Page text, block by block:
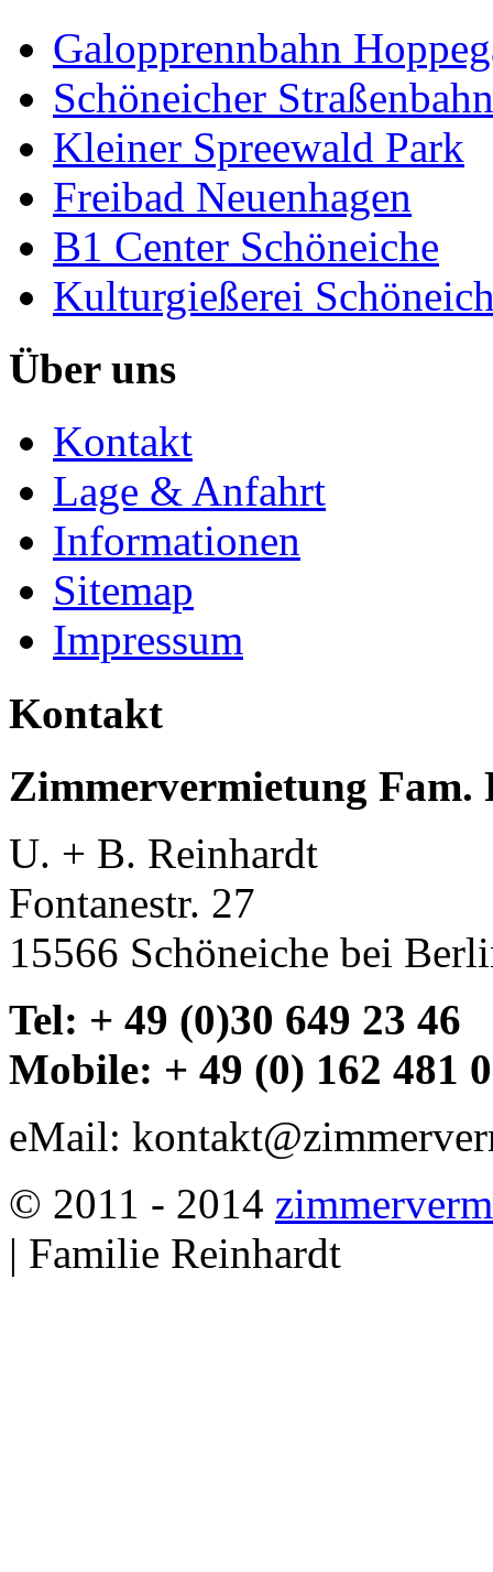
Galopprennbahn
Schöneicher Straßenbahn
Kleiner Spreewald Park
Freibad Neuenhagen
B1 Center Schöneiche
Kulturgießerei
Über uns
Kontakt
Lage & Anfahrt
Informationen
Sitemap
Impressum
Kontakt
Zimmervermietung Fam.
U. + B. Reinhardt
Fontanestr. 27
15566 Schöneiche bei
Tel: + 49 (0)30 649 23 46
Mobile: + 49 (0) 162 481
eMail:
© 2011 - 2014
| Familie Reinhardt